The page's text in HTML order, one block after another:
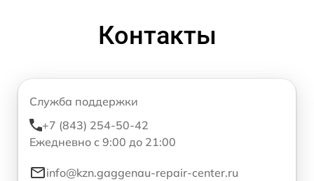
Контакты
Служба поддержки
+7 (843) 254-50-42
Ежедневно с 9:00 до 21:00
info@kzn.gaggenau-repair-center.ru